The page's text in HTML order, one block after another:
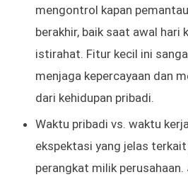
mengontrol kapan
berakhir, baik saat awal hari
istirahat. Fitur kecil ini
menjaga kepercayaan dan
dari kehidupan pribadi.
Waktu pribadi vs. waktu
ekspektasi yang jelas
perangkat milik perusahaan.